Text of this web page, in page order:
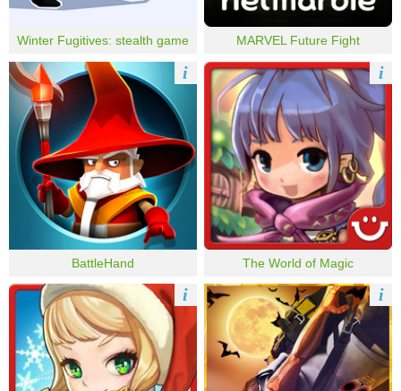
Winter Fugitives: stealth game MARVEL Future Fight
BattleHand
i
The World of Magic
i
i i